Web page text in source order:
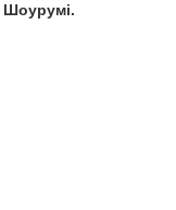
Шоурумі.